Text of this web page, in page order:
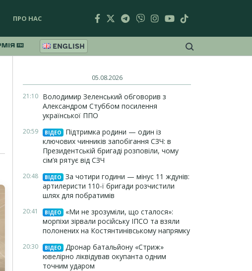
ПРО НАС
ENGLISH
05.08.2026
21:10 Володимир Зеленський обговорив з
Александром Стуббом посилення
української ППО
20:59 ВІДЕО
Підтримка родини — один із
ключових чинників запобігання СЗЧ: в
Президентській бригаді розповіли, чому
сім’я рятує від СЗЧ
20:48 ВІДЕО
За чотири години — мінус 11 ждунів:
артилеристи 110-ї бригади розчистили
шлях для побратимів
20:41 ВІДЕО
«Ми не зрозуміли, що сталося»:
морпіхи зірвали російську ІПСО та взяли
полонених на Костянтинівському напрямку
20:30 ВІДЕО
Дронар батальйону «Стриж»
ювелірно ліквідував окупанта одним
точним ударом